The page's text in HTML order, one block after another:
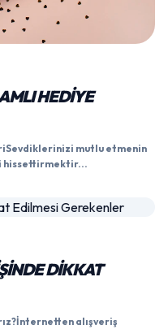
HEDIYE
mutlu etmenin
hissettirmektir...
DIKKAT
alışveriş